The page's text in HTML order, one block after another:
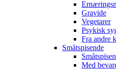
Gravide
Vegetarer
Psykisk
Fra andre
Småtspisende
Med